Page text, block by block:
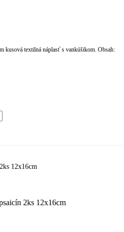
textilná náplasť s vankúšikom. Obsah:
Fixaplast-suché teplo kapsaicín 2ks 12x16cm